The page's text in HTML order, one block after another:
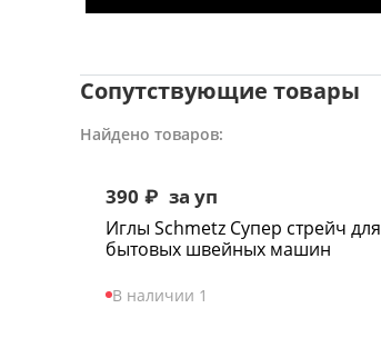
Сопутствующие товары
Найдено товаров:
390 ₽ за уп
Иглы Schmetz Супер стрейч для
бытовых швейных машин
В наличии 1